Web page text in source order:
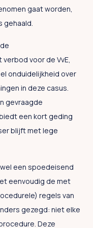
gaat worden,
gehaald.
voor de VvE,
onduidelijkheid over
in deze casus.
gevraagde
een kort geding
blijft met lege
een spoedeisend
eenvoudig de met
regels van
gezegd: niet elke
Deze